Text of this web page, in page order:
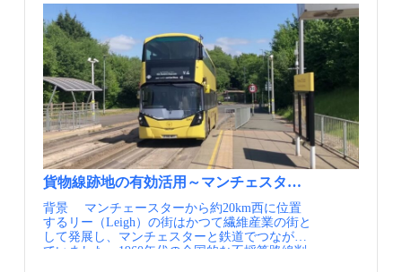
けします。・MM関連情報（不定期） 皆様よ
りいただいた関連イベント等の情報を配信しま
す。・JCOMM関連情報 毎年開催している
JCOMMの大会情報や参加情報をいち早くお届け
します。
ています シカゴ：鉄道駅とバス路線付近の駐車
附置義務規制を全面的に廃止し、手続きを大幅
簡素化へ 英国：車依存と孤独の間に相関関係が
あることが最近の研究で判明Britons lacking good
public transport more likely to feel lonely, UKstudy
finds バルセロナ：Healthy Streets Index（健康な
街路と不健全な街路を可視化） ニュージーラン
ド：ニュージーランドの道路利用者課金、2027
年に開始へ スペイン：クルマ依存からの脱却
スペイン地方都市が環境投資で激変できたワケ
スイス：ジュネーブ州、バス・路面電車を13日
のみ無料に オゾン濃度が急増 ハンブルグ：手
ぶらでチケット、タッチ不要の究極の移動サー
ビス ドイツ：地域版の官民データ連携基盤、ド
イツのモビリティデータスペース 情報提供元：
一般社団法人日本モビリティ・マネジメント会
議 定期的にメールでの情報提供を希望される方
はJCOMMのWebページより、JCOMMメーリン
貨物線跡地の有効活用～マンチェスターのガイドウェ
背景 マンチェースターから約20km西に位置
するリー（Leigh）の街はかつて繊維産業の街と
して発展し、マンチェスターと鉄道でつながっ
ていました。1960年代の全国的な不採算路線削